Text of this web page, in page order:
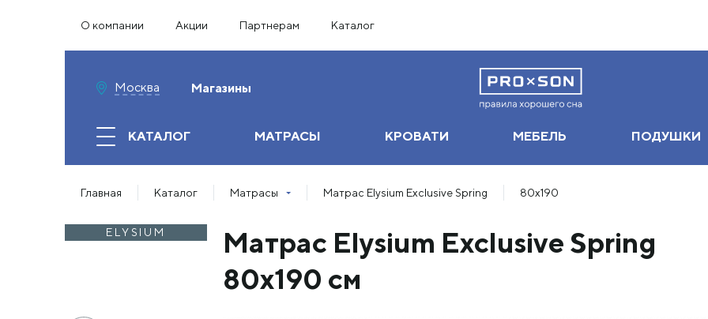
О компании Акции Партнерам Каталог
Москва Магазины
КАТАЛОГ МАТРАСЫ КРОВАТИ МЕБЕЛЬ ПОДУШКИ
Главная Каталог Матрасы Матрас Elysium Exclusive Spring 80х190
ELYSIUM
Матрас Elysium Exclusive Spring
80х190 см